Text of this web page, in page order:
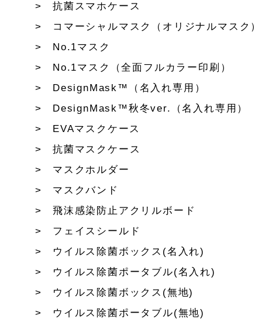
抗菌スマホケース
コマーシャルマスク（オリジナルマスク）
No.1マスク
No.1マスク（全面フルカラー印刷）
DesignMask™（名入れ専用）
DesignMask™秋冬ver.（名入れ専用）
EVAマスクケース
抗菌マスクケース
マスクホルダー
マスクバンド
飛沫感染防止アクリルボード
フェイスシールド
ウイルス除菌ボックス(名入れ)
ウイルス除菌ポータブル(名入れ)
ウイルス除菌ボックス(無地)
ウイルス除菌ポータブル(無地)